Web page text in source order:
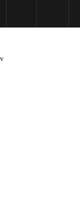
v